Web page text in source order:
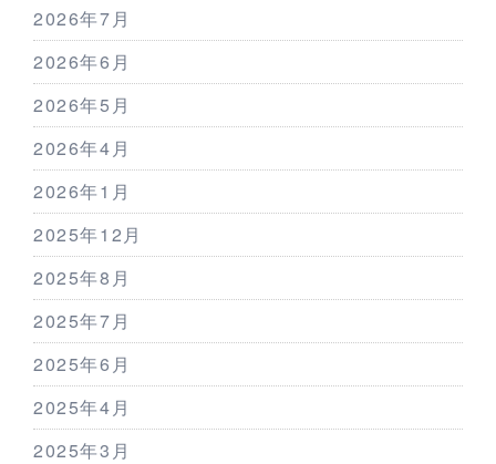
2026年7月
2026年6月
2026年5月
2026年4月
2026年1月
2025年12月
2025年8月
2025年7月
2025年6月
2025年4月
2025年3月